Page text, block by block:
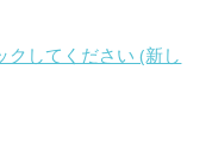
クしてください (新し